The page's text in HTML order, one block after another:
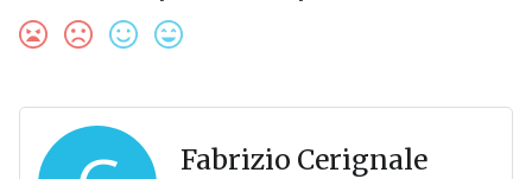
Fabrizio Cerignale